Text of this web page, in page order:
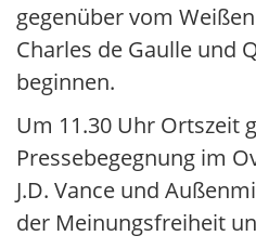
gegenüber vom
Charles de Gaulle und
beginnen.
Um 11.30 Uhr Ortszeit
Pressebegegnung im
J.D. Vance und
der Meinungsfreiheit